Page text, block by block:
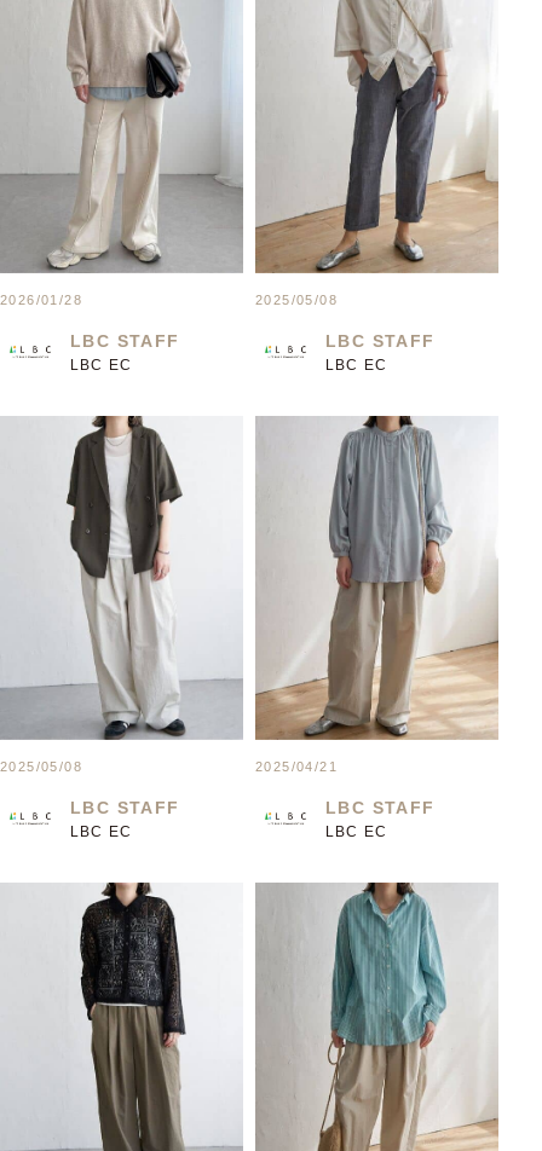
2026/01/28
LBC STAFF
LBC EC
2025/05/08
LBC STAFF
LBC EC
2025/05/08
LBC STAFF
LBC EC
2025/04/21
LBC STAFF
LBC EC